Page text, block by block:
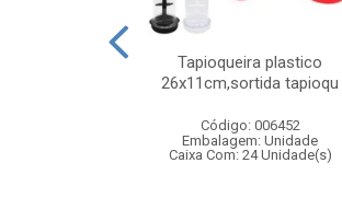
Tapioqueira plastico
26x11cm,sortida tapioqu
Código: 006452
Embalagem: Unidade
Caixa Com: 24 Unidade(s)